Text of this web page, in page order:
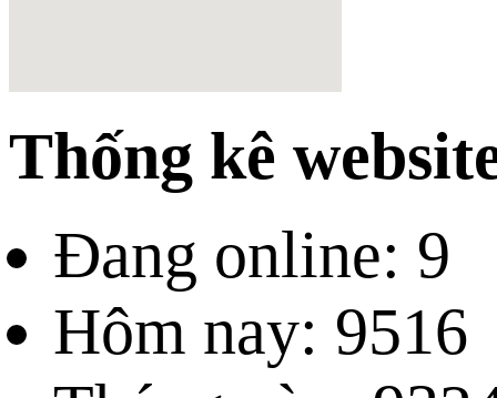
Thống kê
Đang online: 9
Hôm nay: 9516